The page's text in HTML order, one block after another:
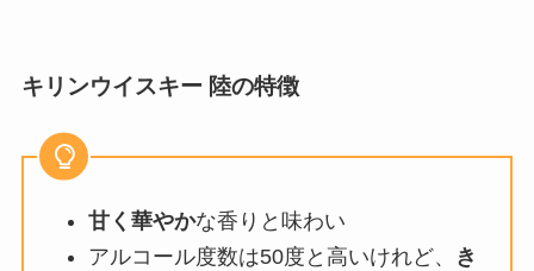
キリンウイスキー 陸の特徴
甘く華やかな香りと味わい
アルコール度数は50度と高いけれど、
き